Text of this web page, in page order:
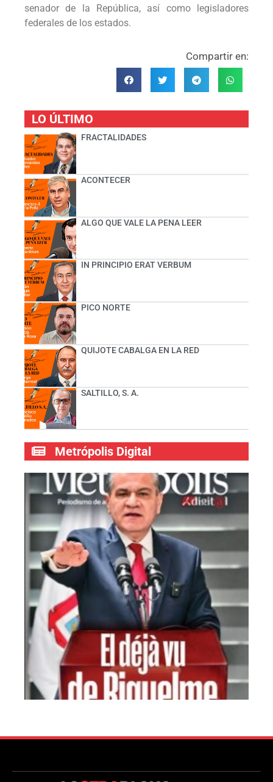
senador de la República, así como legisladores
federales de los estados.
Compartir en:
LO ÚLTIMO
FRACTALIDADES
ACONTECER
ALGO QUE VALE LA PENA LEER
IN PRINCIPIO ERAT VERBUM
PICO NORTE
QUIJOTE CABALGA EN LA RED
SALTILLO, S. A.
Metrópolis Digital